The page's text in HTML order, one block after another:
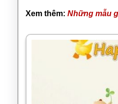
Xem thêm: Những mẫu